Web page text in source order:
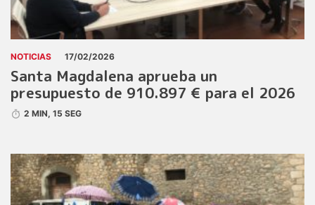
NOTICIAS 17/02/2026
Santa Magdalena aprueba un
presupuesto de 910.897 € para el 2026
2 MIN, 15 SEG